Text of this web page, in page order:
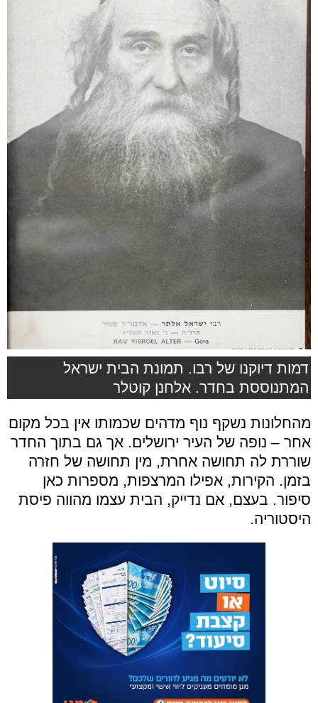
דמות דיוקנו של רבו. תמונת הבית ישראל
המתנוססת בחדר. אלחנן קוטלר
מהחלונות נשקף נוף מדהים שכמותו אין בכל מקום
אחר – נופה של העיר ירושלים. אך גם בתוך החדר
שוררת לה תחושה אחרת, מין תחושה של חזרה
בזמן. הקירות, אפילו המרצפות, מספרות כאן
סיפור. בעצם, אם נדייק, הבית עצמו מהווה פיסת
היסטוריה.